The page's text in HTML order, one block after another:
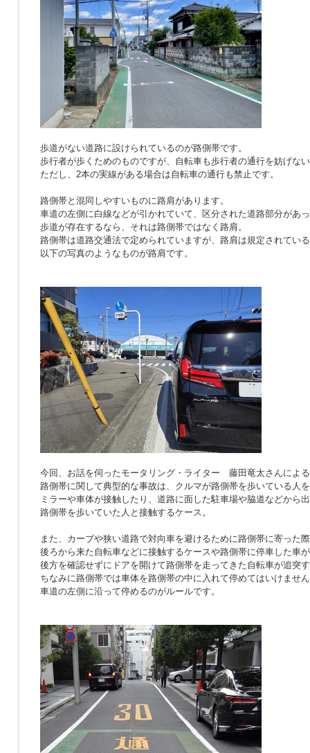
歩道がない道路に設けられているのが路側帯です。
歩行者が歩くためのものですが、自転車も歩行者の通行を妨げな
ただし、2本の実線がある場合は自転車の通行も禁止です。
路側帯と混同しやすいものに路肩があります。
車道の左側に白線などが引かれていて、区分された道路部分があ
歩道が存在するなら、それは路側帯ではなく路肩。
路側帯は道路交通法で定められていますが、路肩は規定されてい
以下の写真のようなものが路肩です。
今回、お話を伺ったモータリング・ライター 藤田竜太さんによ
路側帯に関して典型的な事故は、クルマが路側帯を歩いている人
ミラーや車体が接触したり、道路に面した駐車場や脇道などから
路側帯を歩いていた人と接触するケース。
また、カーブや狭い道路で対向車を避けるために路側帯に寄った
後ろから来た自転車などに接触するケースや路側帯に停車した車
後方を確認せずにドアを開けて路側帯を走ってきた自転車が追突
ちなみに路側帯では車体を路側帯の中に入れて停めてはいけませ
車道の左側に沿って停めるのがルールです。